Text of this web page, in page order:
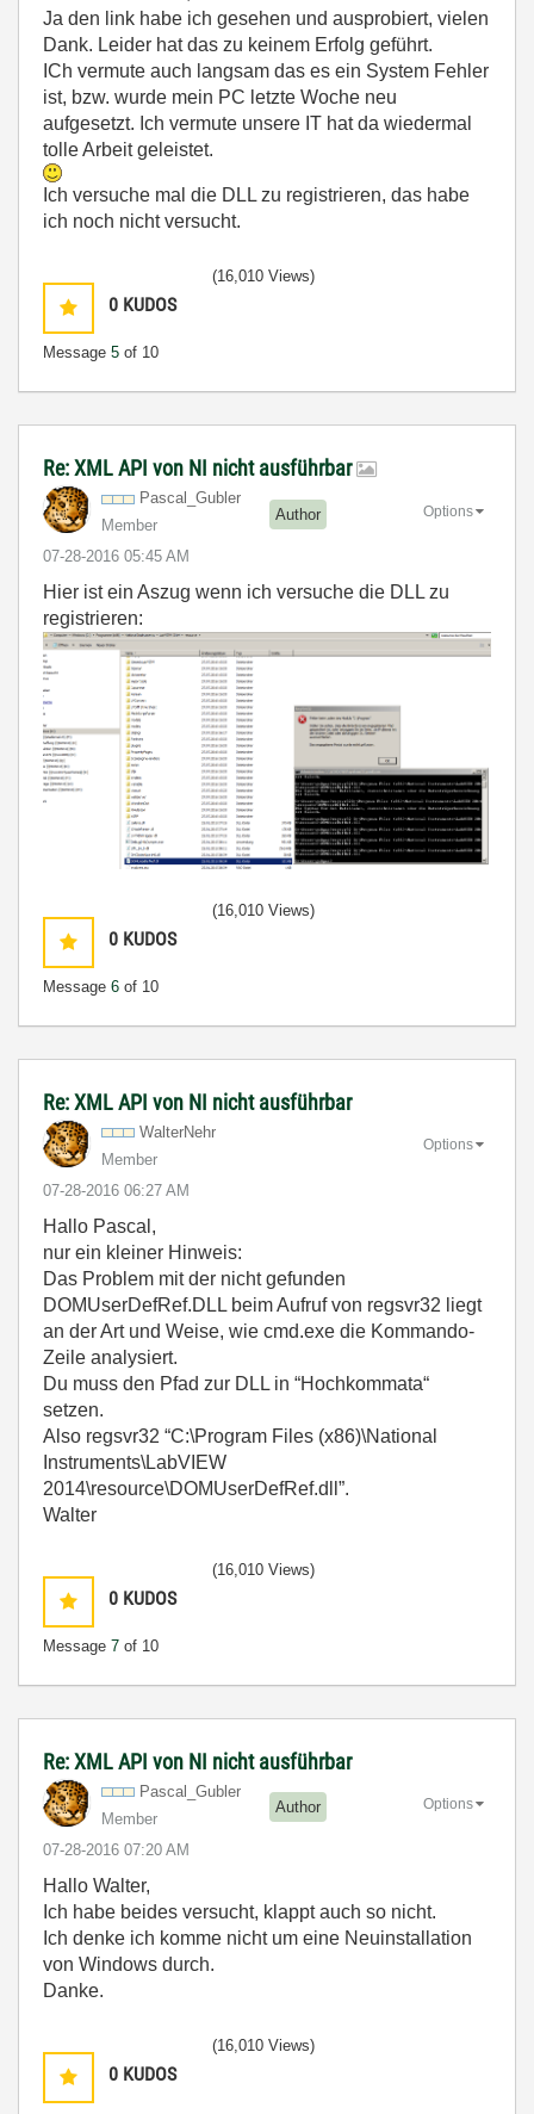
Ja den link habe ich gesehen und ausprobiert, vielen
Dank. Leider hat das zu keinem Erfolg geführt.
ICh vermute auch langsam das es ein System Fehler
ist, bzw. wurde mein PC letzte Woche neu
aufgesetzt. Ich vermute unsere IT hat da wiedermal
tolle Arbeit geleistet.
Ich versuche mal die DLL zu registrieren, das habe
ich noch nicht versucht.
0 KUDOS
Message 5 of 10
(16,010 Views)
Re: XML API von NI nicht ausführbar
Pascal_Gubler
Member
Author
‎07-28-2016 05:45 AM
Options
Hier ist ein Aszug wenn ich versuche die DLL zu
registrieren:
0 KUDOS
Message 6 of 10
(16,010 Views)
Re: XML API von NI nicht ausführbar
WalterNehr
Member
‎07-28-2016 06:27 AM
Options
Hallo Pascal,
nur ein kleiner Hinweis:
Das Problem mit der nicht gefunden
DOMUserDefRef.DLL beim Aufruf von regsvr32 liegt
an der Art und Weise, wie cmd.exe die Kommando-
Zeile analysiert.
Du muss den Pfad zur DLL in “Hochkommata“
setzen.
Also regsvr32 “C:\Program Files (x86)\National
Instruments\LabVIEW
2014\resource\DOMUserDefRef.dll”.
Walter
0 KUDOS
Message 7 of 10
(16,010 Views)
Re: XML API von NI nicht ausführbar
Pascal_Gubler
Member
Author
‎07-28-2016 07:20 AM
Options
Hallo Walter,
Ich habe beides versucht, klappt auch so nicht.
Ich denke ich komme nicht um eine Neuinstallation
von Windows durch.
Danke.
0 KUDOS
(16,010 Views)